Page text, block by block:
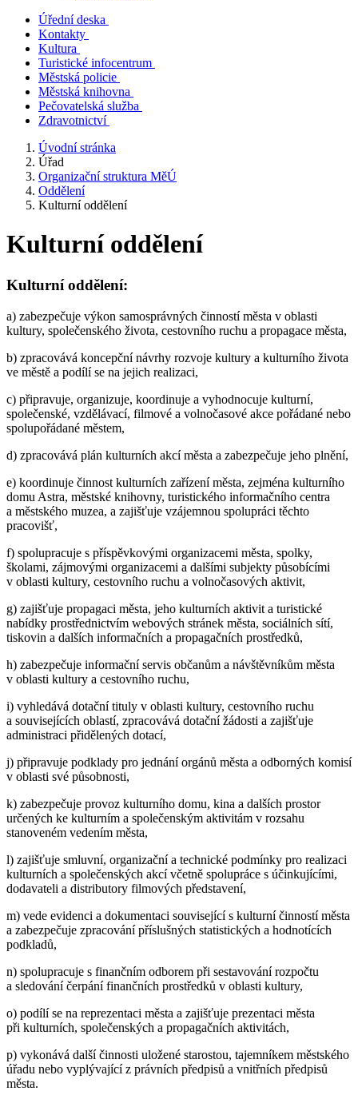
Úřední deska
Kontakty
Kultura
Turistické infocentrum
Městská policie
Městská knihovna
Pečovatelská služba
Zdravotnictví
Úvodní stránka
Úřad
Organizační struktura MěÚ
Oddělení
Kulturní oddělení
Kulturní oddělení
Kulturní oddělení:
a) zabezpečuje výkon samosprávných činností města v oblasti
kultury, společenského života, cestovního ruchu a propagace města,
b) zpracovává koncepční návrhy rozvoje kultury a kulturního života
ve městě a podílí se na jejich realizaci,
c) připravuje, organizuje, koordinuje a vyhodnocuje kulturní,
společenské, vzdělávací, filmové a volnočasové akce pořádané nebo
spolupořádané městem,
d) zpracovává plán kulturních akcí města a zabezpečuje jeho plnění,
e) koordinuje činnost kulturních zařízení města, zejména kulturního
domu Astra, městské knihovny, turistického informačního centra
a městského muzea, a zajišťuje vzájemnou spolupráci těchto
pracovišť,
f) spolupracuje s příspěvkovými organizacemi města, spolky,
školami, zájmovými organizacemi a dalšími subjekty působícími
v oblasti kultury, cestovního ruchu a volnočasových aktivit,
g) zajišťuje propagaci města, jeho kulturních aktivit a turistické
nabídky prostřednictvím webových stránek města, sociálních sítí,
tiskovin a dalších informačních a propagačních prostředků,
h) zabezpečuje informační servis občanům a návštěvníkům města
v oblasti kultury a cestovního ruchu,
i) vyhledává dotační tituly v oblasti kultury, cestovního ruchu
a souvisejících oblastí, zpracovává dotační žádosti a zajišťuje
administraci přidělených dotací,
j) připravuje podklady pro jednání orgánů města a odborných komisí
v oblasti své působnosti,
k) zabezpečuje provoz kulturního domu, kina a dalších prostor
určených ke kulturním a společenským aktivitám v rozsahu
stanoveném vedením města,
l) zajišťuje smluvní, organizační a technické podmínky pro realizaci
kulturních a společenských akcí včetně spolupráce s účinkujícími,
dodavateli a distributory filmových představení,
m) vede evidenci a dokumentaci související s kulturní činností města
a zabezpečuje zpracování příslušných statistických a hodnotících
podkladů,
n) spolupracuje s finančním odborem při sestavování rozpočtu
a sledování čerpání finančních prostředků v oblasti kultury,
o) podílí se na reprezentaci města a zajišťuje prezentaci města
při kulturních, společenských a propagačních aktivitách,
p) vykonává další činnosti uložené starostou, tajemníkem městského
úřadu nebo vyplývající z právních předpisů a vnitřních předpisů
města.